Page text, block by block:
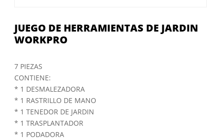
JUEGO DE HERRAMIENTAS DE JARDIN
WORKPRO
7 PIEZAS
CONTIENE:
* 1 DESMALEZADORA
* 1 RASTRILLO DE MANO
* 1 TENEDOR DE JARDIN
* 1 TRASPLANTADOR
* 1 PODADORA